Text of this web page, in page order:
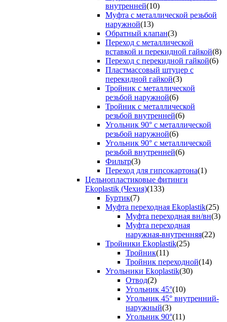
внутренней(10)
Муфта с металлической резьбой
наружной(13)
Обратный клапан(3)
Переход с металлической
вставкой и перекидной гайкой(8)
Переход с перекидной гайкой(6)
Пластмассовый штуцер с
перекидной гайкой(3)
Тройник с металлической
резьбой наружной(6)
Тройник с металлической
резьбой внутренней(6)
Угольник 90° с металлической
резьбой наружной(6)
Угольник 90° с металлической
резьбой внутренней(6)
Фильтр(3)
Переход для гипсокартона(1)
Цельнопластиковые фитинги
Ekoplastik (Чехия)(133)
Буртик(7)
Муфта переходная Ekoplastik(25)
Муфта переходная вн/вн(3)
Муфта переходная
наружная-внутренняя(22)
Тройники Ekoplastik(25)
Тройник(11)
Тройник переходной(14)
Угольники Ekoplastik(30)
Отвод(2)
Угольник 45°(10)
Угольник 45° внутренний-
наружный(3)
Угольник 90°(11)